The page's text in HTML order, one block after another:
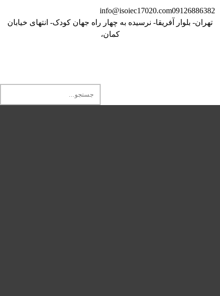
09126886382
info@isoiec17020.com
تهران- بلوار آفریقا- نرسیده به چهار راه جهان کودک- انتهای خیابان
کمان،